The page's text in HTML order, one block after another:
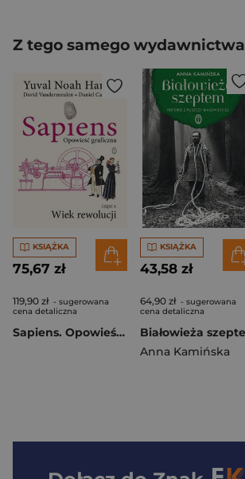
Z tego samego wydawnictwa
KSIĄŻKA
75,67 zł
119,90 zł - sugerowana
cena detaliczna
Sapiens. Opowieść graficzna
KSIĄŻKA
43,58 zł
64,90 zł - sugerowana
cena detaliczna
Anna Kamińska